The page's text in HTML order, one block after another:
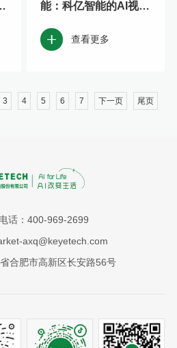
能：科亿智能的AI视觉
查看更多
3 4 5 6 7 下一页 尾页
话：400-969-2699
axq@keyetech.com
合肥市高新区长安路56号